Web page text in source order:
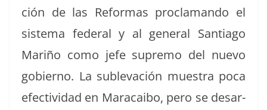
ción de las Refor­mas procla­man­do el
sis­tema fed­er­al y al gen­er­al San­ti­a­go
Mar­iño como jefe supre­mo del nue­vo
gob­ier­no. La sub­l­e­vación mues­tra poca
efec­tivi­dad en Mara­cai­bo, pero se desar­